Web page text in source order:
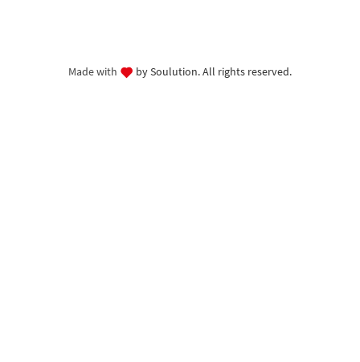
Made with by Soulution. All rights reserved.